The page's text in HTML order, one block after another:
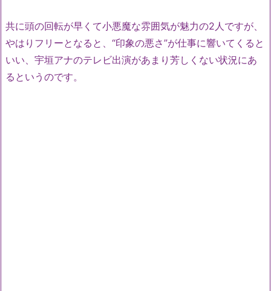
共に頭の回転が早くて小悪魔な雰囲気が魅力の2人ですが、
やはりフリーとなると、“印象の悪さ”が仕事に響いてくると
いい、宇垣アナのテレビ出演があまり芳しくない状況にあ
るというのです。